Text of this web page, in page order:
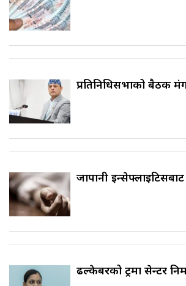
प्रतिनिधिसभाको बैठक
जापानी
ढल्केबरको ट्रमा सेन्टर